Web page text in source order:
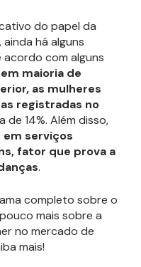
do papel da
há alguns
acordo com alguns
maioria de
as mulheres
registradas no
de 14%. Além disso,
em serviços
fator que prova a
.
completo sobre o
mais sobre a
no mercado de
mais!